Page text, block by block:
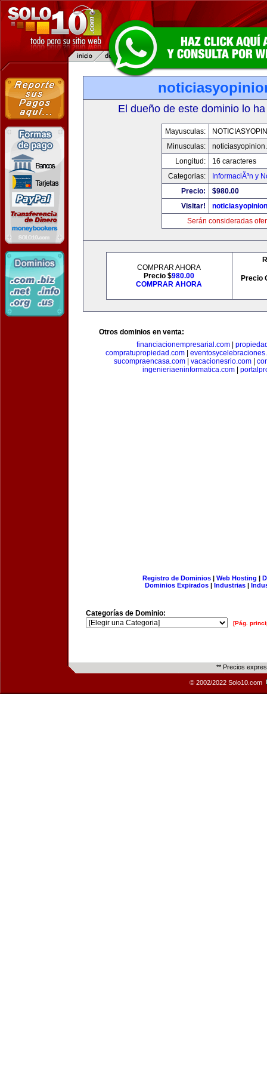
El dueño de este dominio lo
Mayusculas:
Minusculas:
Longitud:
16 caracteres
Categorias:
InformaciÃ³n y
Precio:
$980.00
Visitar!
Serán consideradas
COMPRAR AHORA
Precio $980.00
COMPRAR AHORA
Precio
Otros dominios en venta:
financiacionempresarial.com
compratupropiedad.com
sucompraencasa.com| vacacionesrio.com|
ingenieriaeninformatica.com|
Registro de Dominios| Web Hosting |
Dominios Expirados | Industrias |
Categorías de Dominio:
[Pág.
** Precios
© 2002/2022 Solo10.com